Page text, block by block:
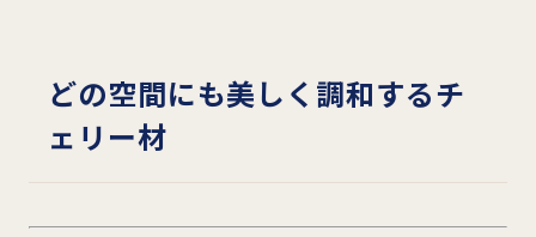
どの空間にも美しく調和するチ
ェリー材